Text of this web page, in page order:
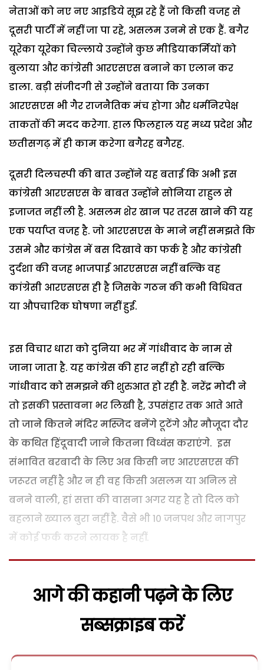
नेताओं को नए नए आइडिये सूझ रहे हैं जो किसी वजह से
दूसरी पार्टी में नहीं जा पा रहे, असलम उनमे से एक हैं. बगैर
यूरेका यूरेका चिल्लाये उन्होंने कुछ मीडियाकर्मियों को
बुलाया और कांग्रेसी आरएसएस बनाने का एलान कर
डाला. बड़ी संजीदगी से उन्होंने बताया कि उनका
आरएसएस भी गैर राजनैतिक मंच होगा और धर्मनिरपेक्ष
ताकतों की मदद करेगा. हाल फिलहाल यह मध्य प्रदेश और
छतीसगढ़ में ही काम करेगा बगैरह बगैरह.
दूसरी दिलचस्पी की बात उन्होंने यह बताई कि अभी इस
कांग्रेसी आरएसएस के बाबत उन्होंने सोनिया राहुल से
इजाजत नहीं ली है. असलम शेर खान पर तरस खाने की यह
एक पर्याप्त वजह है. जो आरएसएस के माने नहीं समझते कि
उसमे और कांग्रेस में बस दिखावे का फर्क है और कांग्रेसी
दुर्दशा की वजह भाजपाई आरएसएस नहीं बल्कि वह
कांग्रेसी आरएसएस ही है जिसके गठन की कभी विधिवत
या औपचारिक घोषणा नहीं हुई.
इस विचार धारा को दुनिया भर में गांधीवाद के नाम से
जाना जाता है. यह कांग्रेस की हार नहीं हो रही बल्कि
गांधीवाद को समझने की शुरुआत हो रही है. नरेंद्र मोदी ने
तो इसकी प्रस्तावना भर लिखी है, उपसंहार तक आते आते
तो जाने कितने मंदिर मस्जिद बनेंगे टूटेंगे और मौजूदा दौर
के कथित हिंदूवादी जाने कितना विध्वंस कराएंगे. इस
संभावित बरबादी के लिए अब किसी नए आरएसएस की
जरूरत नहीं है और न ही वह किसी असलम या अनिल से
बनने वाली, हां सत्ता की वासना अगर यह है तो दिल को
बहलाने ख्याल बुरा नहीं है. वैसे भी 10 जनपथ और नागपुर
में कोई फर्क करने लायक है नहीं.
आगे की कहानी पढ़ने के लिए
सब्सक्राइब करें